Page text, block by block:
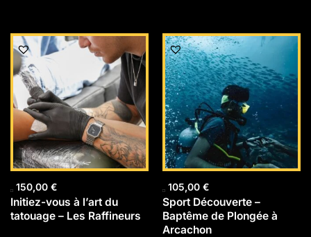
150,00 €
Initiez-vous à l’art du
tatouage – Les Raffineurs
105,00 €
Sport Découverte –
Baptême de Plongée à
Arcachon